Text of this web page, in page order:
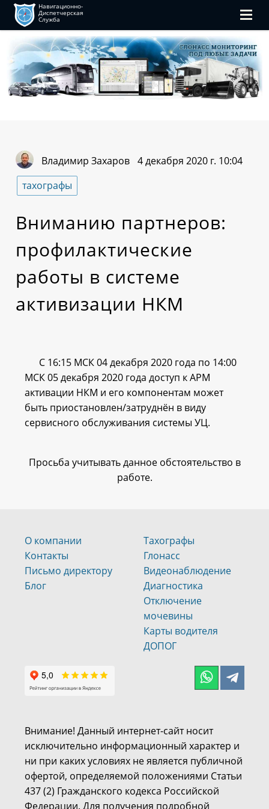
Навигационно-
Диспетчерская
Служба
Владимир Захаров
4 декабря 2020 г. 10:04
тахографы
Вниманию партнеров:
профилактические
работы в системе
активизации НКМ
C 16:15 МСК 04 декабря 2020 года по 14:00
МСК 05 декабря 2020 года доступ к АРМ
активации НКМ и его компонентам может
быть приостановлен/затруднён в виду
сервисного обслуживания системы УЦ.
Просьба учитывать данное обстоятельство в
работе.
О компании
Контакты
Письмо директору
Блог
Тахографы
Глонасс
Видеонаблюдение
Диагностика
Отключение
мочевины
Карты водителя
ДОПОГ
Внимание! Данный интернет-сайт носит
исключительно информационный характер и
ни при каких условиях не является публичной
офертой, определяемой положениями Статьи
437 (2) Гражданского кодекса Российской
Федерации. Для получения подробной